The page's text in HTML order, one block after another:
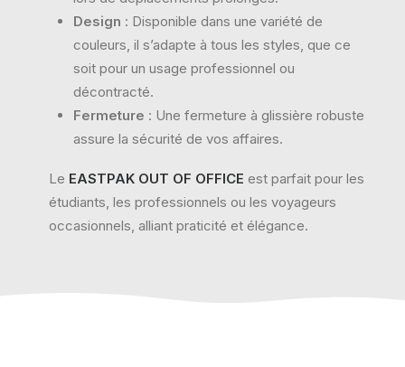
Design : Disponible dans une variété de
couleurs, il s’adapte à tous les styles, que ce
soit pour un usage professionnel ou
décontracté.
Fermeture : Une fermeture à glissière robuste
assure la sécurité de vos affaires.
Le EASTPAK OUT OF OFFICE est parfait pour les
étudiants, les professionnels ou les voyageurs
occasionnels, alliant praticité et élégance.